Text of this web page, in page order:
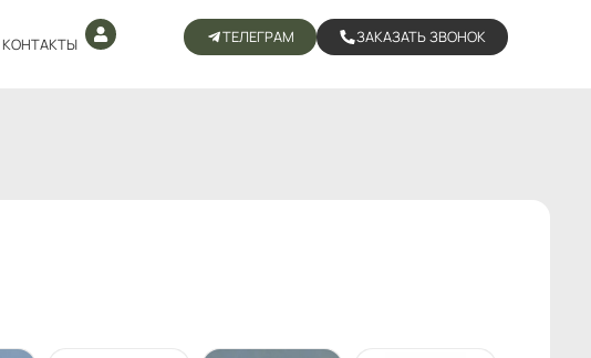
ТЕЛЕГРАМ ЗАКАЗАТЬ ЗВОНОК
КОНТАКТЫ